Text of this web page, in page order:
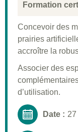
Informations
Formation
Concevoir des
prairies
accroître la
Associer des
d’utilisation.
Date :